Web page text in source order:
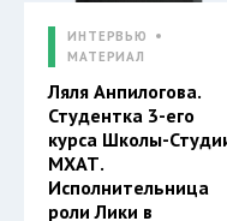
ИНТЕРВЬЮ
МАТЕРИАЛ
Ляля Анпилогова.
Студентка 3-его
курса Школы-
МХАТ.
Исполнительница
роли Лики в